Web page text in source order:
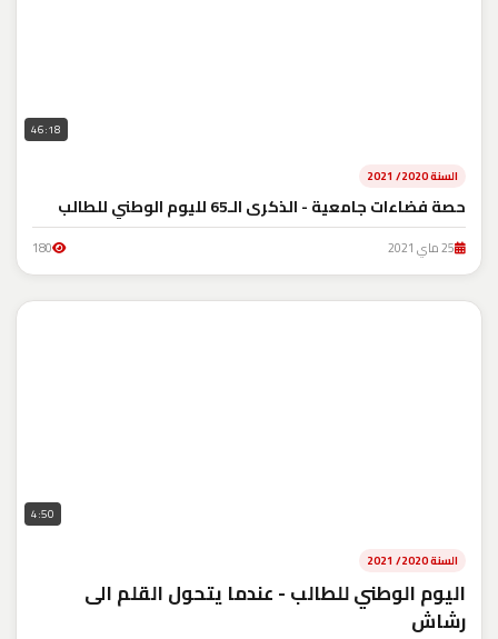
46:18
السنة 2020/ 2021
حصة فضاءات جامعية - الذكرى الـ65 لليوم الوطني للطالب
25 ماي 2021 180
4:50
السنة 2020/ 2021
اليوم الوطني للطالب - عندما يتحول القلم الى
رشاش